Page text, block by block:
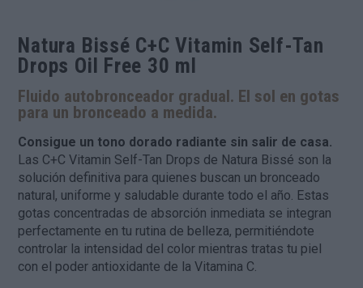
Natura Bissé C+C Vitamin Self-Tan
Drops Oil Free 30 ml
Fluido autobronceador gradual. El sol en gotas
para un bronceado a medida.
Consigue un tono dorado radiante sin salir de casa.
Las C+C Vitamin Self-Tan Drops de Natura Bissé son la
solución definitiva para quienes buscan un bronceado
natural, uniforme y saludable durante todo el año. Estas
gotas concentradas de absorción inmediata se integran
perfectamente en tu rutina de belleza, permitiéndote
controlar la intensidad del color mientras tratas tu piel
con el poder antioxidante de la Vitamina C.